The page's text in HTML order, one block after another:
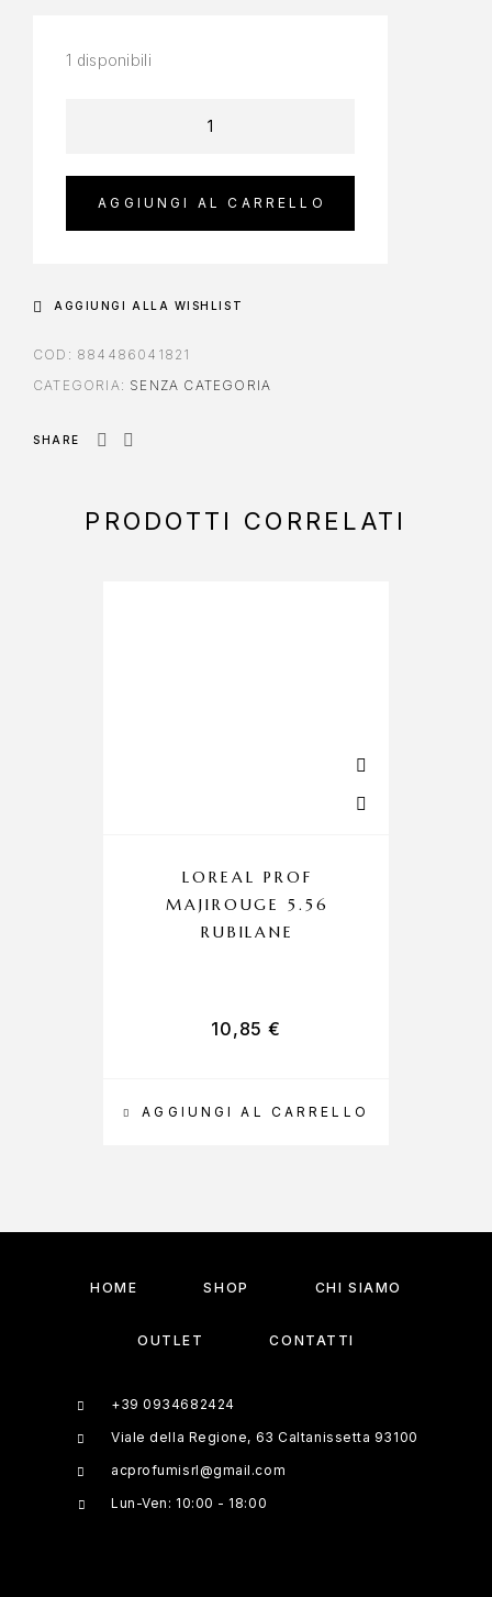
1 disponibili
AGGIUNGI AL CARRELLO
AGGIUNGI ALLA WISHLIST
COD: 884486041821
CATEGORIA: SENZA CATEGORIA
SHARE
PRODOTTI CORRELATI
AGGIUNGI AL CARRELLO
LOREAL PROF
MAJIROUGE 5.56
RUBILANE
10,85 €
HOME SHOP CHI SIAMO
OUTLET CONTATTI
+39 0934682424
Viale della Regione, 63 Caltanissetta 93100
acprofumisrl@gmail.com
Lun-Ven: 10:00 - 18:00